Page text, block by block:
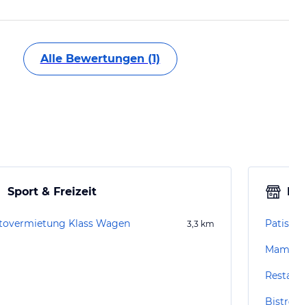
Alle Bewertungen (1)
Sport & Freizeit
Klass Wagen 3,3 km